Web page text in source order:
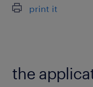
print it
the